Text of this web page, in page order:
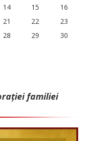
14 15
16
21 22
23
28 29
30
familiei